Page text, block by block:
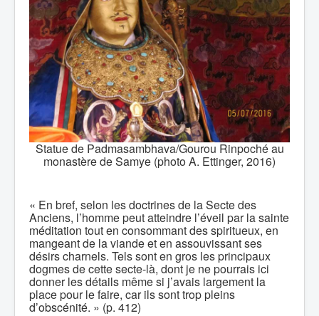
Statue de Padmasambhava/Gourou Rinpoché au
monastère de Samye (photo A. Ettinger, 2016)
« En bref, selon les doctrines de la Secte des
Anciens, l’homme peut atteindre l’éveil par la sainte
méditation tout en consommant des spiritueux, en
mangeant de la viande et en assouvissant ses
désirs charnels. Tels sont en gros les principaux
dogmes de cette secte-là, dont je ne pourrais ici
donner les détails même si j’avais largement la
place pour le faire, car ils sont trop pleins
d’obscénité. » (p. 412)